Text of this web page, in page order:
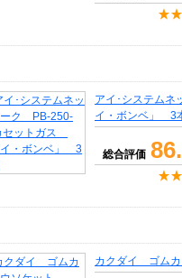
アイ･システム
イ・ボンベ」 3
総合評価
カクダイ ゴム